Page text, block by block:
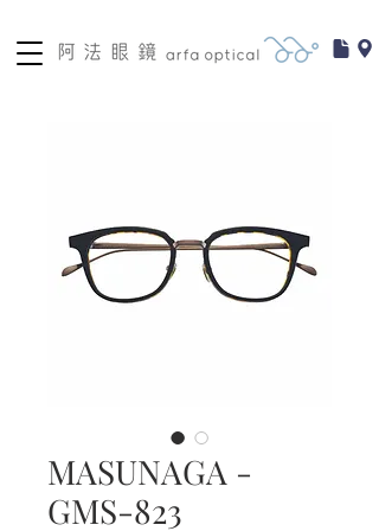
MASUNAGA -
GMS-823